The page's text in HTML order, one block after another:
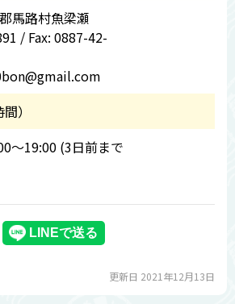
馬路村魚梁瀬
/ Fax: 0887-42-
）
～19:00 (3日前まで
更新日 2021年12月13日